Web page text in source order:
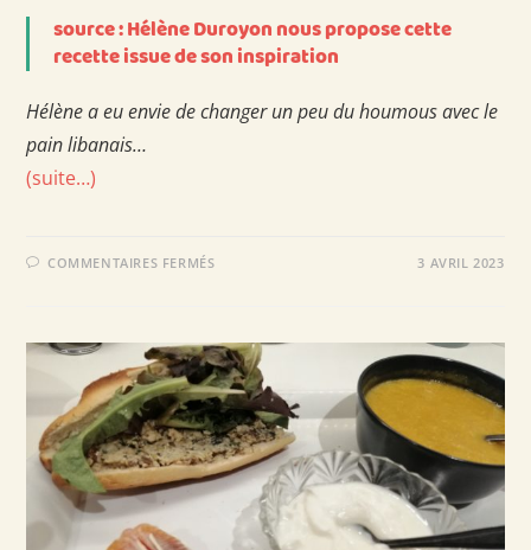
source : Hélène Duroyon nous propose cette
recette issue de son inspiration
Hélène a eu envie de changer un peu du houmous avec le
pain libanais…
(suite…)
COMMENTAIRES FERMÉSSUR 3 AVRIL 2023